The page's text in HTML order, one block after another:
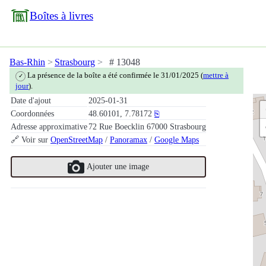
Boîtes à livres
Bas-Rhin Strasbourg # 13048
✓ La présence de la boîte a été confirmée le 31/01/2025 (mettre à
jour).
Date d'ajout
2025-01-31
Coordonnées
48.60101, 7.78172 ⎘
Adresse approximative72 Rue Boecklin 67000 Strasbourg
🔗 Voir sur OpenStreetMap / Panoramax / Google Maps
Ajouter une image